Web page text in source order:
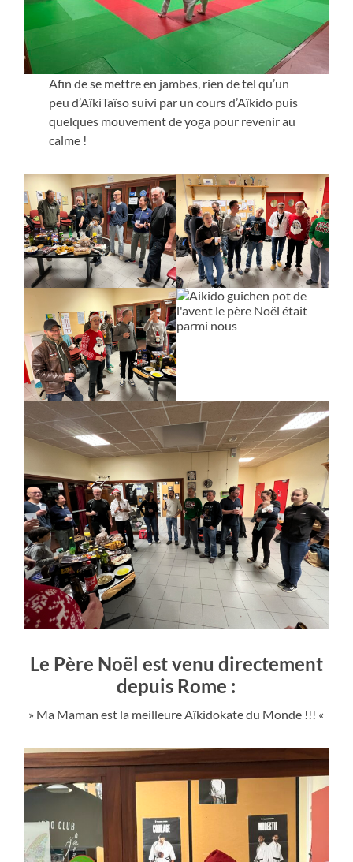
Afin de se mettre en jambes, rien de tel qu’un
peu d’AïkiTaïso suivi par un cours d’Aïkido puis
quelques mouvement de yoga pour revenir au
calme !
Le Père Noël est venu directement
depuis Rome :
» Ma Maman est la meilleure Aïkidokate du Monde !!! «